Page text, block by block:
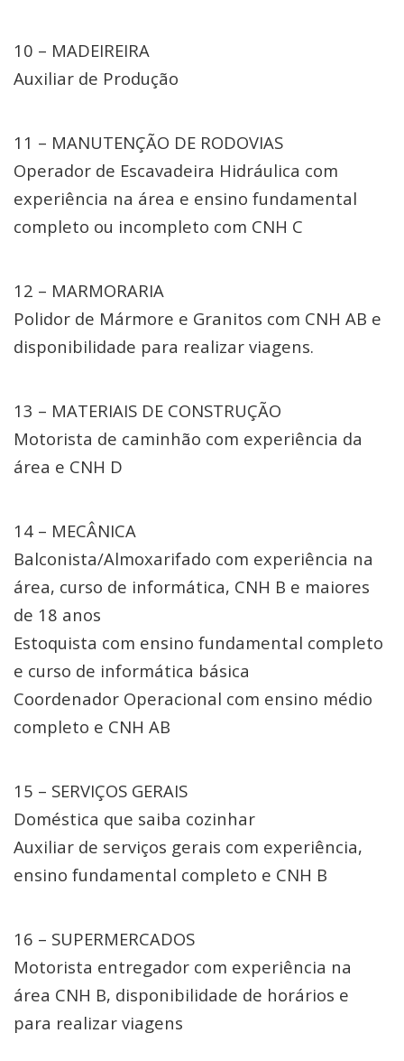
10 – MADEIREIRA
Auxiliar de Produção
11 – MANUTENÇÃO DE RODOVIAS
Operador de Escavadeira Hidráulica com
experiência na área e ensino fundamental
completo ou incompleto com CNH C
12 – MARMORARIA
Polidor de Mármore e Granitos com CNH AB e
disponibilidade para realizar viagens.
13 – MATERIAIS DE CONSTRUÇÃO
Motorista de caminhão com experiência da
área e CNH D
14 – MECÂNICA
Balconista/Almoxarifado com experiência na
área, curso de informática, CNH B e maiores
de 18 anos
Estoquista com ensino fundamental completo
e curso de informática básica
Coordenador Operacional com ensino médio
completo e CNH AB
15 – SERVIÇOS GERAIS
Doméstica que saiba cozinhar
Auxiliar de serviços gerais com experiência,
ensino fundamental completo e CNH B
16 – SUPERMERCADOS
Motorista entregador com experiência na
área CNH B, disponibilidade de horários e
para realizar viagens